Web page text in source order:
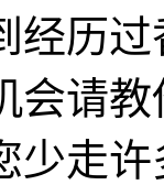
经历
会请
少走